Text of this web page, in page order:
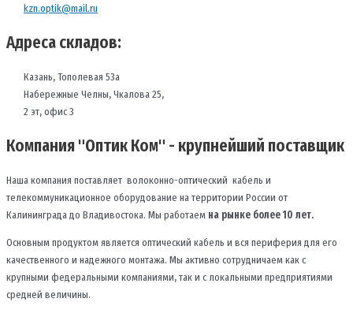
kzn.optik@mail.ru
Адреса складов:
Казань, Тополевая 53а
Набережные Челны, Чкалова 25,
2 эт, офис 3
Компания "Оптик Ком" - крупнейший поставщик
Наша компания поставляет волоконно-оптический кабель и
телекоммуникационное оборудование на территории России от
Калининграда до Владивостока. Мы работаем на рынке более 10 лет.
Основным продуктом является оптический кабель и вся периферия для его
качественного и надежного монтажа. Мы активно сотрудничаем как с
крупными федеральными компаниями, так и с локальными предприятиями
средней величины.